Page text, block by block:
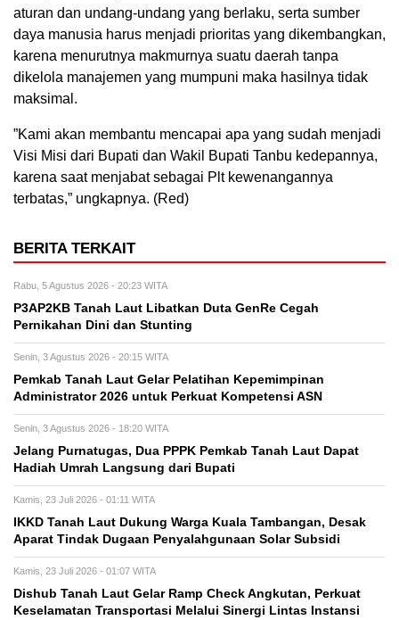
aturan dan undang-undang yang berlaku, serta sumber
daya manusia harus menjadi prioritas yang dikembangkan,
karena menurutnya makmurnya suatu daerah tanpa
dikelola manajemen yang mumpuni maka hasilnya tidak
maksimal.
”Kami akan membantu mencapai apa yang sudah menjadi
Visi Misi dari Bupati dan Wakil Bupati Tanbu kedepannya,
karena saat menjabat sebagai Plt kewenangannya
terbatas,” ungkapnya. (Red)
BERITA TERKAIT
Rabu, 5 Agustus 2026 - 20:23 WITA
P3AP2KB Tanah Laut Libatkan Duta GenRe Cegah
Pernikahan Dini dan Stunting
Senin, 3 Agustus 2026 - 20:15 WITA
Pemkab Tanah Laut Gelar Pelatihan Kepemimpinan
Administrator 2026 untuk Perkuat Kompetensi ASN
Senin, 3 Agustus 2026 - 18:20 WITA
Jelang Purnatugas, Dua PPPK Pemkab Tanah Laut Dapat
Hadiah Umrah Langsung dari Bupati
Kamis, 23 Juli 2026 - 01:11 WITA
IKKD Tanah Laut Dukung Warga Kuala Tambangan, Desak
Aparat Tindak Dugaan Penyalahgunaan Solar Subsidi
Kamis, 23 Juli 2026 - 01:07 WITA
Dishub Tanah Laut Gelar Ramp Check Angkutan, Perkuat
Keselamatan Transportasi Melalui Sinergi Lintas Instansi